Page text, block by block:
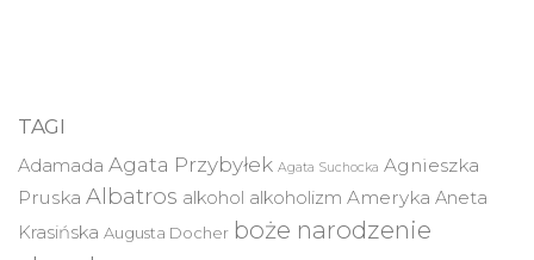
TAGI
Adamada Agata Przybyłek Agata Suchocka Agnieszka
Pruska Albatros alkohol alkoholizm Ameryka Aneta
Krasińska Augusta Docher boże narodzenie